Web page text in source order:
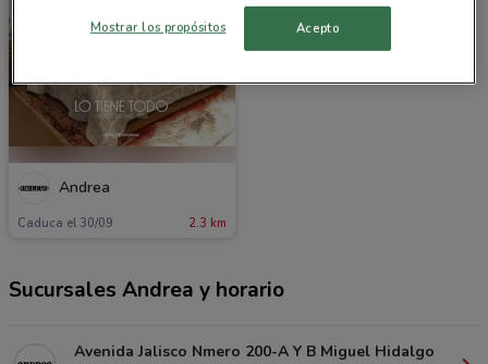
Andrea
Caduca el 30/09 2.3 km
Sucursales Andrea y horario
Avenida Jalisco Nmero 200-A Y B Miguel Hidalgo
Mostrar los propósitos Acepto